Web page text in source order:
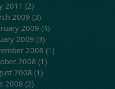
2011 (2)
2009 (3)
2009 (4)
2009 (3)
2008 (1)
2008 (1)
2008 (1)
2008 (2)